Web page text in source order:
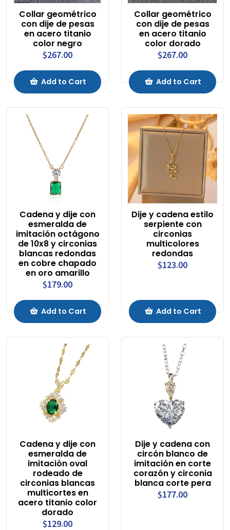
Collar geométrico
con dije de pesas
en acero titanio
color negro
$267.00
Add to Cart
Collar geométrico
con dije de pesas
en acero titanio
color dorado
$267.00
Add to Cart
Cadena y dije con
esmeralda de
imitación octágono
de 10x8 y circonias
blancas redondas
en cobre chapado
en oro amarillo
$179.00
Add to Cart
Dije y cadena estilo
serpiente con
circonias
multicolores
redondas
$123.00
Add to Cart
Cadena y dije con
esmeralda de
imitación oval
rodeado de
circonias blancas
multicortes en
acero titanio color
dorado
$129.00
Dije y cadena con
circón blanco de
imitación en corte
corazón y circonia
blanca corte pera
$177.00